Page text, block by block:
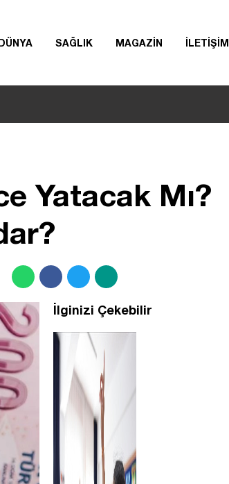
SAĞLIK MAGAZİN İLETİŞİM
Yatacak Mı?
İlginizi Çekebilir